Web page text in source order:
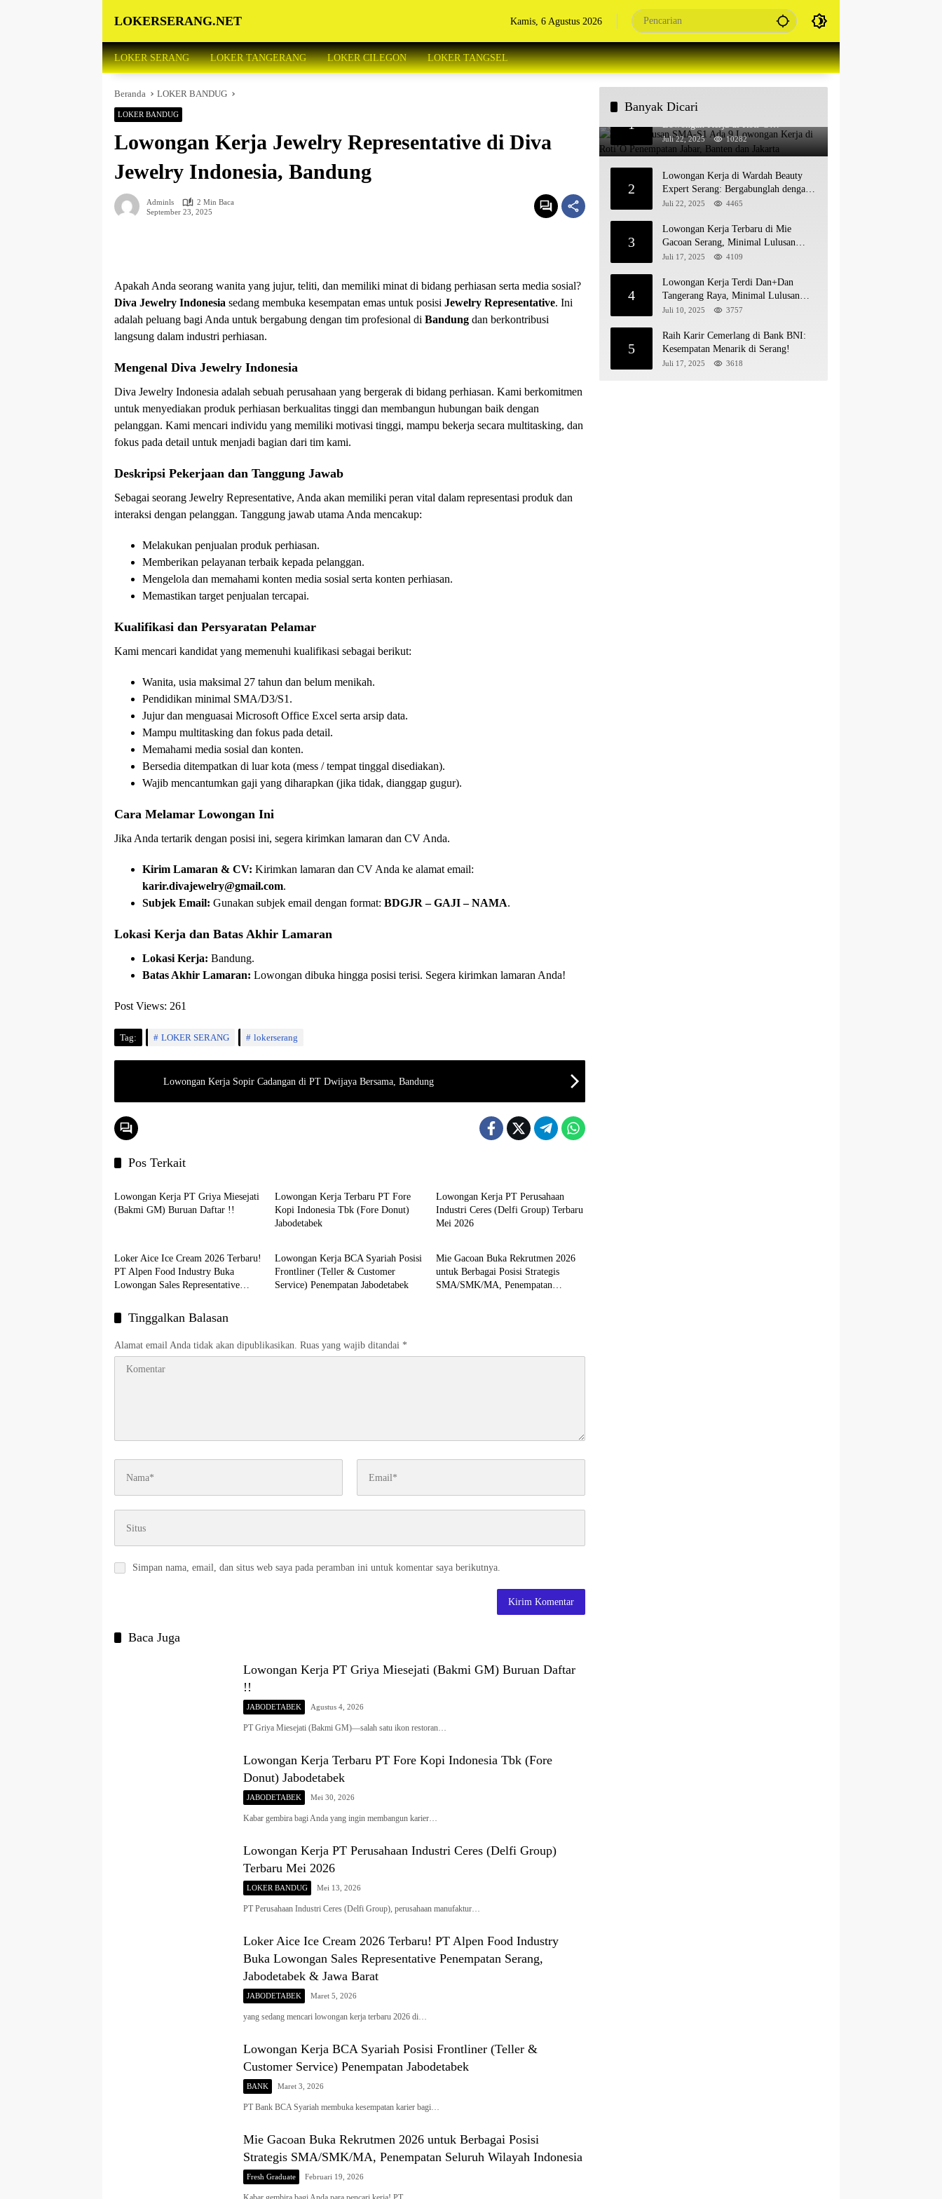
LOKERSERANG.NET
Lowongan
Kerja
dan
Sekitarnya
Kamis, 6 Agustus 2026
LOKER SERANG LOKER TANGERANG LOKER CILEGON LOKER TANGSEL
Beranda LOKER BANDUG
LOKER BANDUG
Lowongan Kerja Jewelry Representative di Diva
Jewelry Indonesia, Bandung
Adminls
2 Min Baca
September 23, 2025
Apakah Anda seorang wanita yang jujur, teliti, dan memiliki minat di bidang perhiasan serta media sosial?
Diva Jewelry Indonesia sedang membuka kesempatan emas untuk posisi Jewelry Representative. Ini
adalah peluang bagi Anda untuk bergabung dengan tim profesional di Bandung dan berkontribusi
langsung dalam industri perhiasan.
Mengenal Diva Jewelry Indonesia
Diva Jewelry Indonesia adalah sebuah perusahaan yang bergerak di bidang perhiasan. Kami berkomitmen
untuk menyediakan produk perhiasan berkualitas tinggi dan membangun hubungan baik dengan
pelanggan. Kami mencari individu yang memiliki motivasi tinggi, mampu bekerja secara multitasking, dan
fokus pada detail untuk menjadi bagian dari tim kami.
Deskripsi Pekerjaan dan Tanggung Jawab
Sebagai seorang Jewelry Representative, Anda akan memiliki peran vital dalam representasi produk dan
interaksi dengan pelanggan. Tanggung jawab utama Anda mencakup:
Melakukan penjualan produk perhiasan.
Memberikan pelayanan terbaik kepada pelanggan.
Mengelola dan memahami konten media sosial serta konten perhiasan.
Memastikan target penjualan tercapai.
Kualifikasi dan Persyaratan Pelamar
Kami mencari kandidat yang memenuhi kualifikasi sebagai berikut:
Wanita, usia maksimal 27 tahun dan belum menikah.
Pendidikan minimal SMA/D3/S1.
Jujur dan menguasai Microsoft Office Excel serta arsip data.
Mampu multitasking dan fokus pada detail.
Memahami media sosial dan konten.
Bersedia ditempatkan di luar kota (mess / tempat tinggal disediakan).
Wajib mencantumkan gaji yang diharapkan (jika tidak, dianggap gugur).
Cara Melamar Lowongan Ini
Jika Anda tertarik dengan posisi ini, segera kirimkan lamaran dan CV Anda.
Kirim Lamaran & CV: Kirimkan lamaran dan CV Anda ke alamat email:
karir.divajewelry@gmail.com.
Subjek Email: Gunakan subjek email dengan format: BDGJR – GAJI – NAMA.
Lokasi Kerja dan Batas Akhir Lamaran
Lokasi Kerja: Bandung.
Batas Akhir Lamaran: Lowongan dibuka hingga posisi terisi. Segera kirimkan lamaran Anda!
Post Views: 261
Tag: LOKER SERANG lokerserang
Lowongan Kerja Sopir Cadangan di PT Dwijaya Bersama, Bandung
Pos Terkait
JABODETABEK
Lowongan Kerja PT Griya Miesejati
(Bakmi GM) Buruan Daftar !!
Lowongan Kerja Terbaru PT Fore
Kopi Indonesia Tbk (Fore Donut)
Jabodetabek
Lowongan Kerja PT Perusahaan
Industri Ceres (Delfi Group) Terbaru
Mei 2026
Loker Aice Ice Cream 2026 Terbaru!
PT Alpen Food Industry Buka
Lowongan Sales Representative
Jawa Barat
Lowongan Kerja BCA Syariah Posisi
Frontliner (Teller & Customer
Service) Penempatan Jabodetabek
Mie Gacoan Buka Rekrutmen 2026
untuk Berbagai Posisi Strategis
SMA/SMK/MA, Penempatan
Tinggalkan Balasan
Alamat email Anda tidak akan dipublikasikan. Ruas yang wajib ditandai *
Simpan nama, email, dan situs web saya pada peramban ini untuk komentar saya berikutnya.
Baca Juga
Lowongan Kerja PT Griya Miesejati (Bakmi GM) Buruan Daftar
!!
JABODETABEK Agustus 4, 2026
PT Griya Miesejati (Bakmi GM)—salah satu ikon restoran…
Lowongan Kerja Terbaru PT Fore Kopi Indonesia Tbk (Fore
Donut) Jabodetabek
JABODETABEK Mei 30, 2026
Kabar gembira bagi Anda yang ingin membangun karier…
Lowongan Kerja PT Perusahaan Industri Ceres (Delfi Group)
Terbaru Mei 2026
LOKER BANDUG Mei 13, 2026
PT Perusahaan Industri Ceres (Delfi Group), perusahaan manufaktur…
Loker Aice Ice Cream 2026 Terbaru! PT Alpen Food Industry
Buka Lowongan Sales Representative Penempatan Serang,
Jabodetabek & Jawa Barat
JABODETABEK Maret 5, 2026
yang sedang mencari lowongan kerja terbaru 2026 di…
Lowongan Kerja BCA Syariah Posisi Frontliner (Teller &
Customer Service) Penempatan Jabodetabek
BANK Maret 3, 2026
PT Bank BCA Syariah membuka kesempatan karier bagi…
Mie Gacoan Buka Rekrutmen 2026 untuk Berbagai Posisi
Strategis SMA/SMK/MA, Penempatan Seluruh Wilayah Indonesia
Fresh Graduate Februari 19, 2026
Banyak Dicari
1
Untuk Lulusan SMA-S1 Ada 9
Lowongan Kerja di Roti’O
Penempatan Jabar, Banten dan Jakarta
Juli 22, 2025 10282
2
Lowongan Kerja di Wardah Beauty
Expert Serang: Bergabunglah dengan
Tim Kecantikan
Juli 22, 2025 4465
3
Lowongan Kerja Terbaru di Mie
Gacoan Serang, Minimal Lulusan
SMA SMK Sederajat
Juli 17, 2025 4109
4
Lowongan Kerja Terdi Dan+Dan
Tangerang Raya, Minimal Lulusan
SMA SMK
Juli 10, 2025 3757
5
Raih Karir Cemerlang di Bank BNI:
Kesempatan Menarik di Serang!
Juli 17, 2025 3618